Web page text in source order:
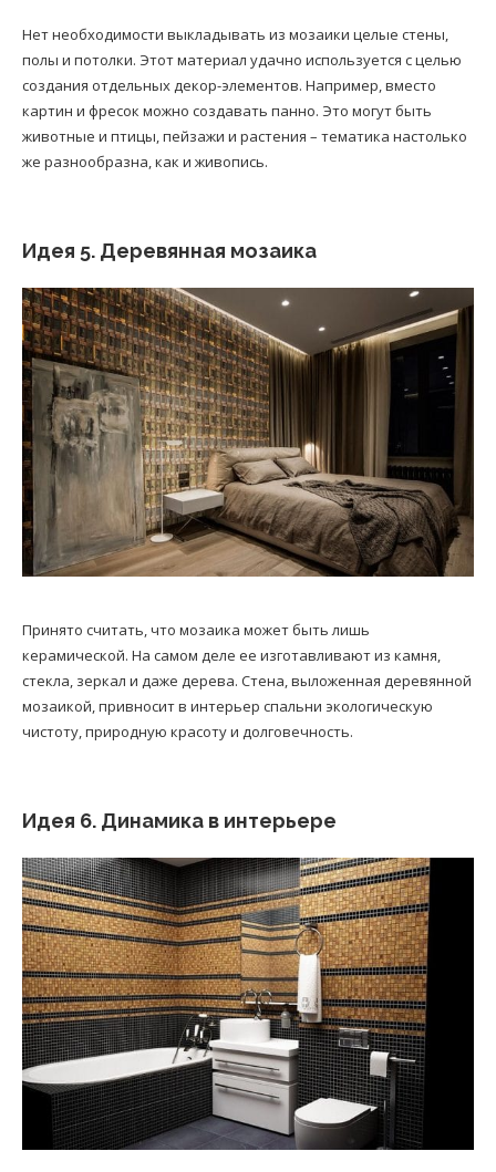
Нет необходимости выкладывать из мозаики целые стены,
полы и потолки. Этот материал удачно используется с целью
создания отдельных декор-элементов. Например, вместо
картин и фресок можно создавать панно. Это могут быть
животные и птицы, пейзажи и растения – тематика настолько
же разнообразна, как и живопись.
Идея 5. Деревянная мозаика
Принято считать, что мозаика может быть лишь
керамической. На самом деле ее изготавливают из камня,
стекла, зеркал и даже дерева. Стена, выложенная деревянной
мозаикой, привносит в интерьер спальни экологическую
чистоту, природную красоту и долговечность.
Идея 6. Динамика в интерьере